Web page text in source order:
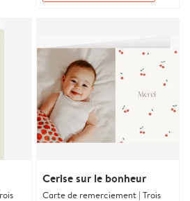
Cerise sur le bonheur
Carte de remerciement | Trois